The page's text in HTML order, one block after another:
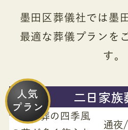
墨田区葬儀社では墨
最適な葬儀プランを
す。
人気
プラン
二日家族
通夜